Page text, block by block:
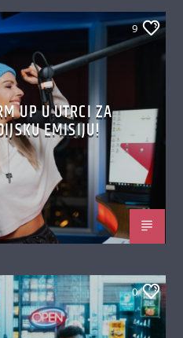
9
UP U UTRCI ZA
EMISIJU!
0